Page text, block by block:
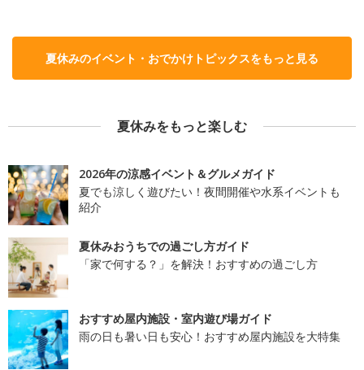
夏休みのイベント・おでかけトピックスをもっと見る
夏休みをもっと楽しむ
2026年の涼感イベント＆グルメガイド
夏でも涼しく遊びたい！夜間開催や水系イベントも
紹介
夏休みおうちでの過ごし方ガイド
「家で何する？」を解決！おすすめの過ごし方
おすすめ屋内施設・室内遊び場ガイド
雨の日も暑い日も安心！おすすめ屋内施設を大特集